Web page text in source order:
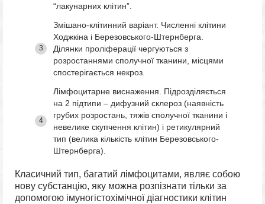
“лакунарних клітин”.
Змішано-клітинний варіант. Численні клітини
Ходжкіна і Березовського-Штернберга.
Ділянки проліферації чергуються з
розростаннями сполучної тканини, місцями
спостерігається некроз.
Лімфоцитарне виснаження. Підрозділяється
на 2 підтипи – дифузний склероз (наявність
грубих розростань, тяжів сполучної тканини і
невелике скупчення клітин) і ретикулярний
тип (велика кількість клітин Березовського-
Штернберга).
Класичний тип, багатий лімфоцитами, являє собою
нову субстанцію, яку можна розпізнати тільки за
допомогою імуногістохімічної діагностики клітин